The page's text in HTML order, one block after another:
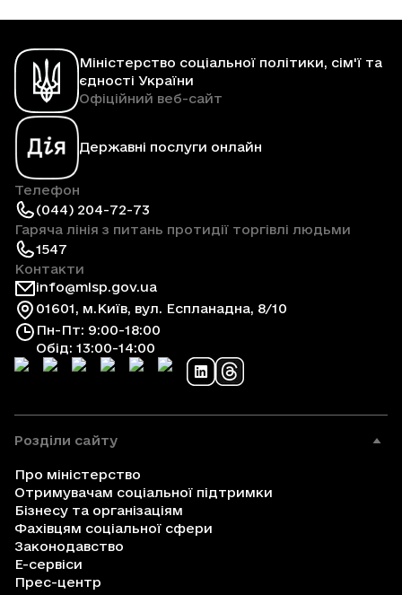
Міністерство соціальної політики, сім'ї та
єдності України
Офіційний веб-сайт
Державні послуги онлайн
Телефон
(044) 204-72-73
Гаряча лінія з питань протидії торгівлі людьми
1547
Контакти
info@mlsp.gov.ua
01601, м.Київ, вул. Еспланадна, 8/10
Пн-Пт: 9:00-18:00
Обід: 13:00-14:00
Розділи сайту
Про міністерство
Отримувачам соціальної підтримки
Бізнесу та організаціям
Фахівцям соціальної сфери
Законодавство
Е-сервіси
Прес-центр